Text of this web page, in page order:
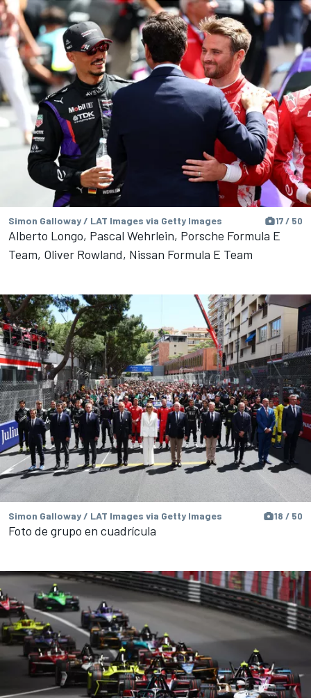
Simon Galloway / LAT Images via Getty Images 17 / 50
Alberto Longo, Pascal Wehrlein, Porsche Formula E
Team, Oliver Rowland, Nissan Formula E Team
Simon Galloway / LAT Images via Getty Images 18 / 50
Foto de grupo en cuadrícula